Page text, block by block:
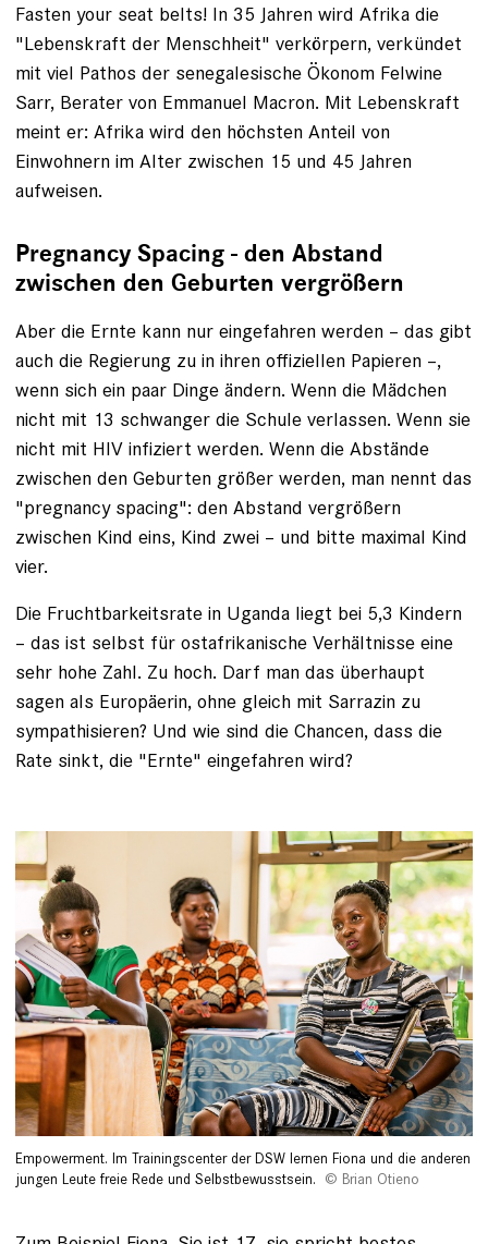
Fasten your seat belts! In 35 Jahren wird Afrika die
"Lebenskraft der Menschheit" verkörpern, verkündet
mit viel Pathos der senegalesische Ökonom Felwine
Sarr, Berater von Emmanuel Macron. Mit Lebenskraft
meint er: Afrika wird den höchsten Anteil von
Einwohnern im Alter zwischen 15 und 45 Jahren
aufweisen.
Pregnancy Spacing - den Abstand
zwischen den Geburten vergrößern
Aber die Ernte kann nur eingefahren werden – das gibt
auch die Regierung zu in ihren offiziellen ­Papieren –,
wenn sich ein paar Dinge ändern. Wenn die Mädchen
nicht mit 13 schwanger die Schule verlassen. Wenn sie
nicht mit HIV infiziert werden. Wenn die Abstände
zwischen den Geburten größer werden, man nennt das
"pregnancy spacing": den Abstand vergrößern
zwischen Kind eins, Kind zwei – und bitte maximal Kind
vier.
Die Fruchtbarkeitsrate in Uganda liegt bei 5,3 Kindern
– das ist selbst für ostafrikanische Verhältnisse eine
sehr hohe Zahl. Zu hoch. Darf man das überhaupt
sagen als Europäerin, ohne gleich mit Sarrazin zu
sympathisieren? Und wie sind die Chancen, dass die
Rate sinkt, die "Ernte" eingefahren wird?
Empowerment. Im Trainingscenter der DSW lernen Fiona und die anderen
jungen Leute freie Rede und Selbstbewusst­sein.
Brian Otieno